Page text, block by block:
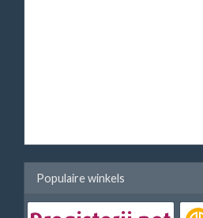
Populaire winkels